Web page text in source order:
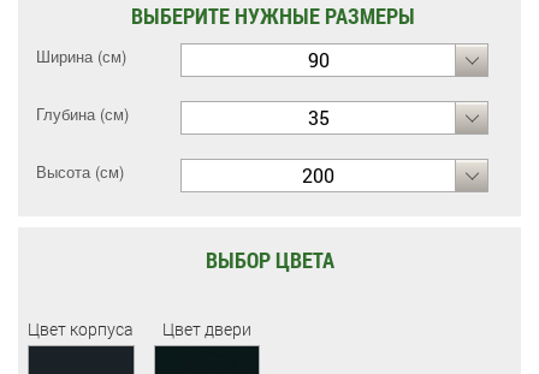
ВЫБЕРИТЕ НУЖНЫЕ РАЗМЕРЫ
Ширина (см) 90
Глубина (см) 35
Высота (см) 200
ВЫБОР ЦВЕТА
Цвет корпуса Цвет двери